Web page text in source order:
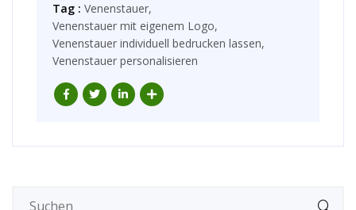
Tag : Venenstauer,
Venenstauer mit eigenem Logo,
Venenstauer individuell bedrucken lassen,
Venenstauer personalisieren